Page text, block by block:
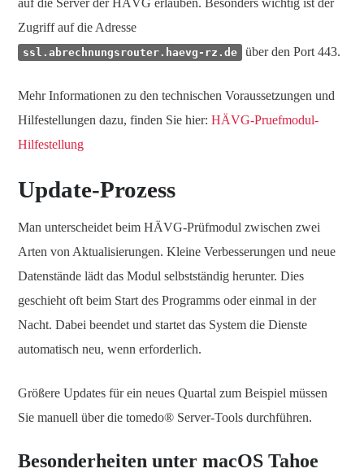
auf die Server der HÄVG erlauben. Besonders wichtig ist der
Zugriff auf die Adresse
ssl.abrechnungsrouter.haevg-rz.de über den Port 443.
Mehr Informationen zu den technischen Voraussetzungen und
Hilfestellungen dazu, finden Sie hier: HÄVG-Pruefmodul-
Hilfestellung
Update-Prozess
Man unterscheidet beim HÄVG-Prüfmodul zwischen zwei
Arten von Aktualisierungen. Kleine Verbesserungen und neue
Datenstände lädt das Modul selbstständig herunter. Dies
geschieht oft beim Start des Programms oder einmal in der
Nacht. Dabei beendet und startet das System die Dienste
automatisch neu, wenn erforderlich.
Größere Updates für ein neues Quartal zum Beispiel müssen
Sie manuell über die tomedo® Server-Tools durchführen.
Besonderheiten unter macOS Tahoe